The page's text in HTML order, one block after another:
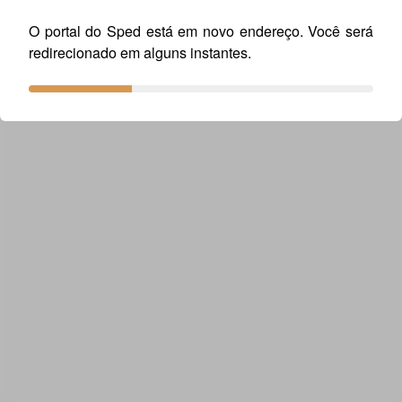
O portal do Sped está em novo endereço. Você será
redirecionado em alguns instantes.